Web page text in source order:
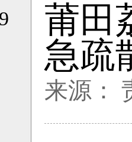
莆田
急疏
来源：